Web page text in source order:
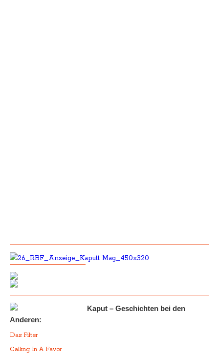
Kaput – Geschichten bei den
Anderen:
Das Filter
Calling In A Favor